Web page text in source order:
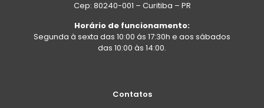
Cep: 80240-001 – Curitiba – PR
Horário de funcionamento:
Segunda à sexta das 10:00 ás 17:30h e aos sábados
das 10:00 às 14:00.
Contatos